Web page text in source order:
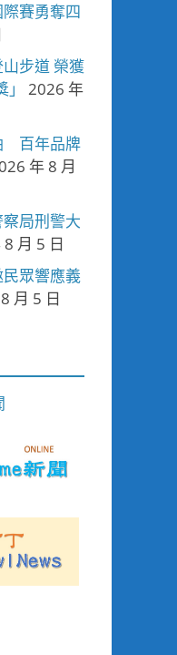
賽勇奪四
步道 榮獲
2026 年
百年品牌
年 8 月
局刑警大
月 5 日
眾響應義
月 5 日